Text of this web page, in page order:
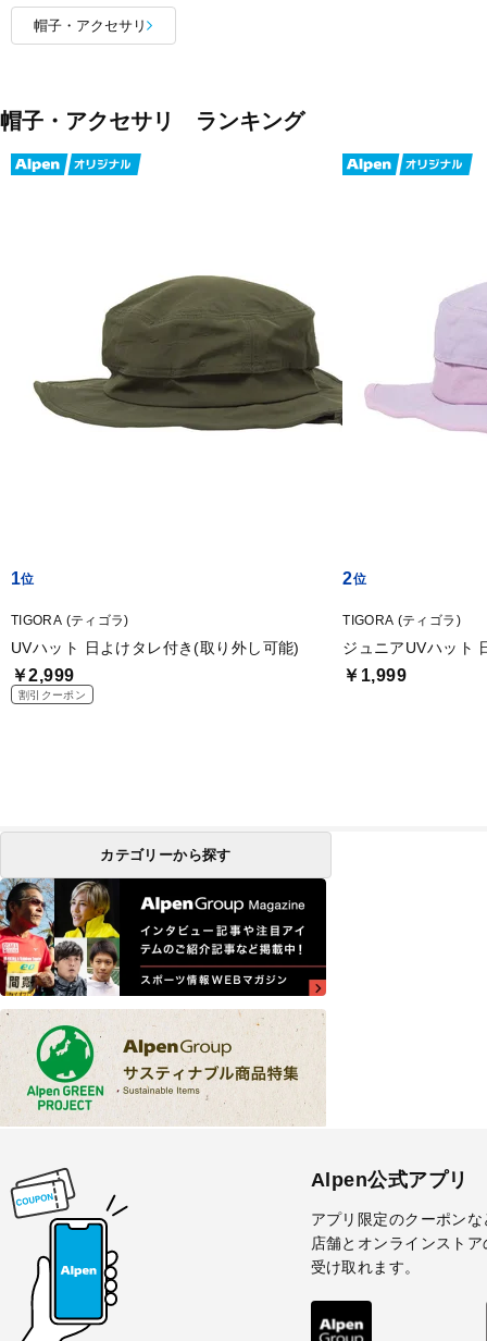
帽子・アクセサリ
帽子・アクセサリ ランキング
1
TIGORA (ティゴラ)
UVハット 日よけタレ付き(取り外し可能)
￥2,999
割引クーポン
2
TIGORA (ティゴラ)
ジュニアUVハット
￥1,999
カテゴリーから探す
Alpen公式アプリ
アプリ限定のクーポンな
店舗とオンラインスト
受け取れます。